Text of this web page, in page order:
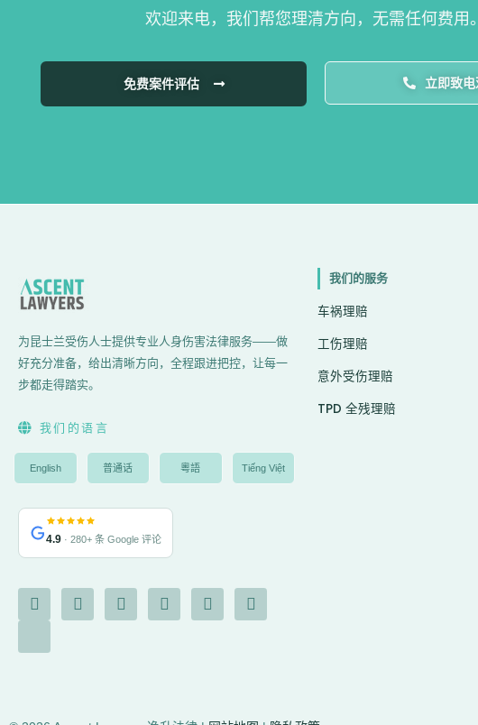
欢迎来电，我们帮您理清方向，无需任何费用。
免费案件评估 立即致
为昆士兰受伤人士提供专业人身伤害法律服务——做
好充分准备，给出清晰方向，全程跟进把控，让每一
步都走得踏实。
我们的语言
English 普通话 粵語 Tiếng Việt
4.9 · 280+ 条 Google 评论
F
a
b
I
n
s
Y
o
u
L
i
n
G
o
o
X
-
t
I
c
-
我们的服务
车祸理赔
工伤理赔
意外受伤理赔
TPD 全残理赔